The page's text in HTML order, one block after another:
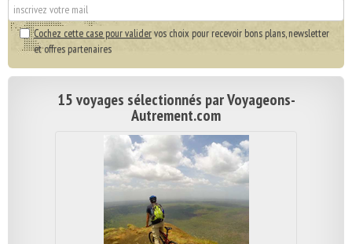
Cochez cette case pour validervos choix pour recevoir bons plans, newsletter
et offres partenaires
15 voyages sélectionnés par Voyageons-
Autrement.com